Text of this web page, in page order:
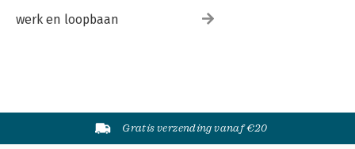
werk en loopbaan
Gratis verzending vanaf €20